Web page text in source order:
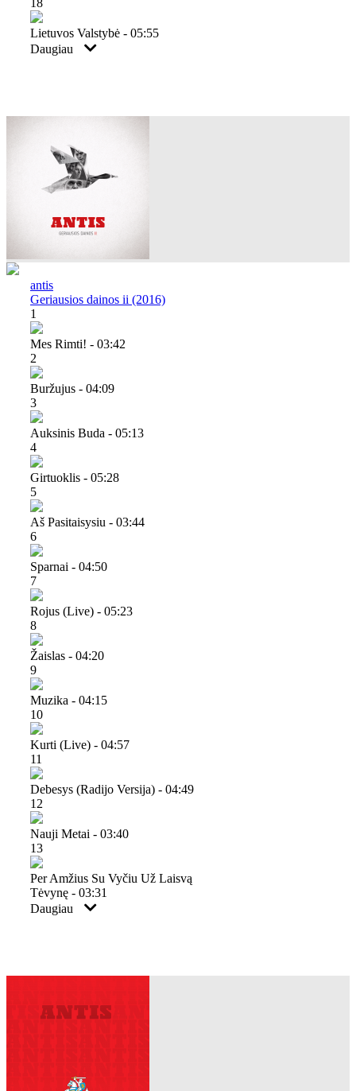
Lietuvos Valstybė - 05:55
Daugiau
antis
Geriausios dainos ii (2016)
1
Mes Rimti! - 03:42
2
Buržujus - 04:09
3
Auksinis Buda - 05:13
4
Girtuoklis - 05:28
5
Aš Pasitaisysiu - 03:44
6
Sparnai - 04:50
7
Rojus (live) - 05:23
8
Žaislas - 04:20
9
Muzika - 04:15
10
Kurti (live) - 04:57
11
Debesys (radijo Versija) - 04:49
12
Nauji Metai - 03:40
13
Per Amžius Su Vyčiu Už Laisvą
Tėvynę - 03:31
Daugiau